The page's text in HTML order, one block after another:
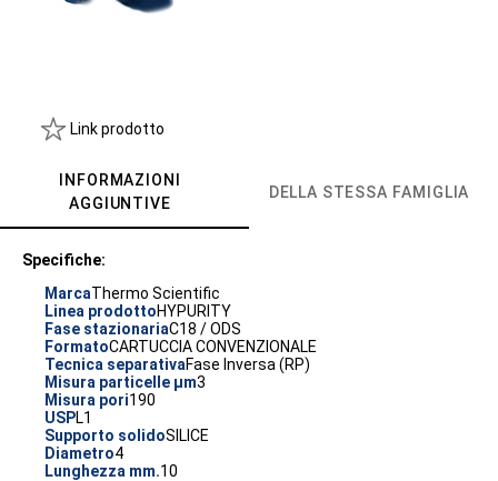
Link prodotto
INFORMAZIONI
AGGIUNTIVE
DELLA STESSA FAMIGLIA
Specifiche:
MarcaThermo Scientific
Linea prodottoHYPURITY
Fase stazionariaC18 / ODS
FormatoCARTUCCIA CONVENZIONALE
Tecnica separativaFase Inversa (RP)
Misura particelle µm3
Misura pori190
USPL1
Supporto solidoSILICE
Diametro4
Lunghezza mm.10